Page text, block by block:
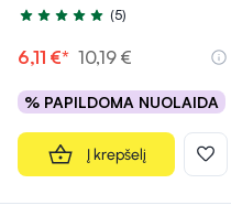
Įvertinimas 4.6 iš 5
(5)
6,11 €* 10,19 €
% PAPILDOMA NUOLAIDA
Į krepšelį